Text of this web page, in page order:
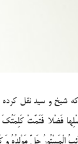
شيخ و سيد نقل كرده
فَضْلا فَتَمَّتْ
الْمَسْتُورُ جَلَّ مَوْلِدُهُ وَ